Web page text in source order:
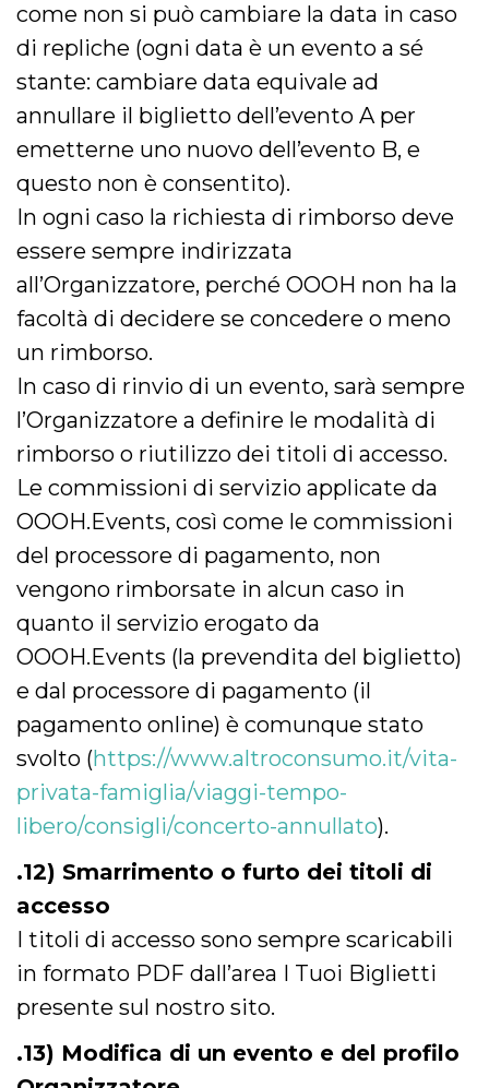
come non si può cambiare la data in caso
di repliche (ogni data è un evento a sé
stante: cambiare data equivale ad
annullare il biglietto dell’evento A per
emetterne uno nuovo dell’evento B, e
questo non è consentito).
In ogni caso la richiesta di rimborso deve
essere sempre indirizzata
all’Organizzatore, perché OOOH non ha la
facoltà di decidere se concedere o meno
un rimborso.
In caso di rinvio di un evento, sarà sempre
l’Organizzatore a definire le modalità di
rimborso o riutilizzo dei titoli di accesso.
Le commissioni di servizio applicate da
OOOH.Events, così come le commissioni
del processore di pagamento, non
vengono rimborsate in alcun caso in
quanto il servizio erogato da
OOOH.Events (la prevendita del biglietto)
e dal processore di pagamento (il
pagamento online) è comunque stato
svolto (https://www.altroconsumo.it/vita-
privata-famiglia/viaggi-tempo-
libero/consigli/concerto-annullato).
.12) Smarrimento o furto dei titoli di
accesso
I titoli di accesso sono sempre scaricabili
in formato PDF dall’area I Tuoi Biglietti
presente sul nostro sito.
.13) Modifica di un evento e del profilo